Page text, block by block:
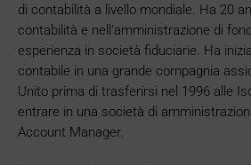
di contabilità a livello mondiale. Ha 20
contabilità e nell’amministrazione di
esperienza in società fiduciarie. Ha
contabile in una grande compagnia
Unito prima di trasferirsi nel 1996 alle
entrare in una società di
Account Manager.